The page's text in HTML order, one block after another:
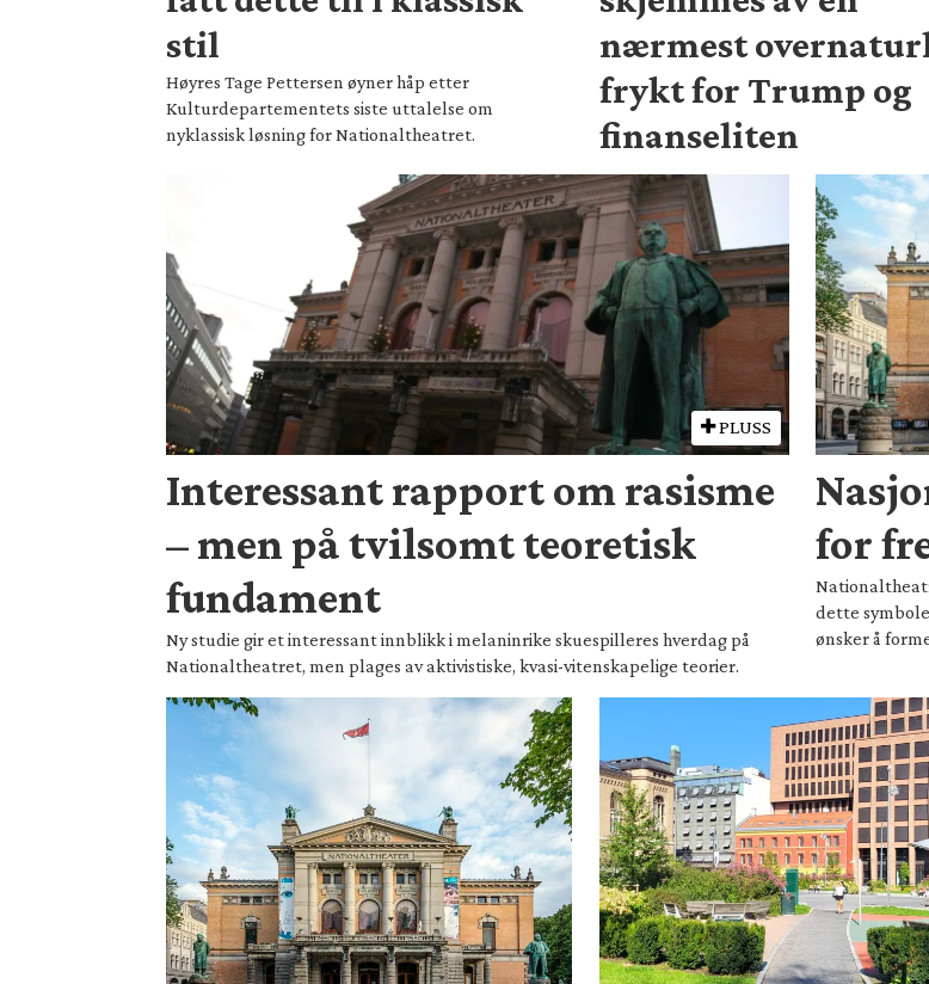
stil
Høyres Tage Pettersen øyner håp etter
Kulturdepartementets siste uttalelse om
nyklassisk løsning for Nationaltheatret.
nærmest
frykt for Trump og
finanseliten
PLUSS
Interessant rapport om rasisme
– men på tvilsomt teoretisk
fundament
Ny studie gir et interessant innblikk i melaninrike skuespilleres hverdag på
Nationaltheatret, men plages av aktivistiske, kvasi-vitenskapelige teorier.
for
dette
ønsker å